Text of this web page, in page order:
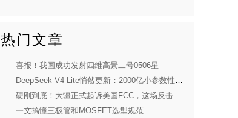
热门文章
喜报！我国成功发射四维高景二号0506星
DeepSeek V4 Lite悄然更新：2000亿小参数性能逼近美国顶流
硬刚到底！大疆正式起诉美国FCC，这场反击太解气
一文搞懂三极管和MOSFET选型规范